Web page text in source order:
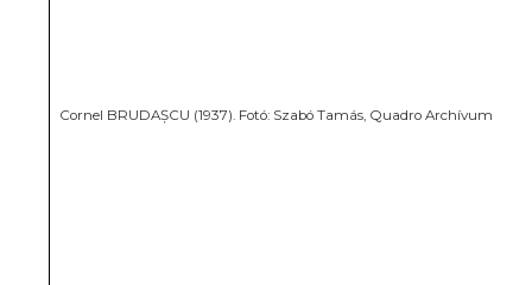
Cornel BRUDAȘCU (1937). Fotó: Szabó Tamás, Quadro Archívum